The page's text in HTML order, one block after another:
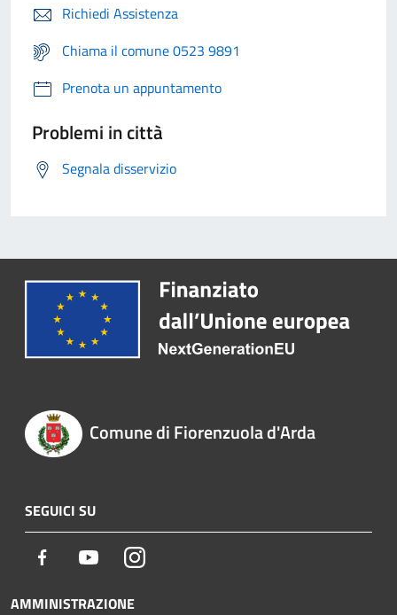
Richiedi Assistenza
Chiama il comune 0523 9891
Prenota un appuntamento
Problemi in città
Segnala disservizio
Comune di Fiorenzuola d'Arda
SEGUICI SU
Facebook YoutubeInstagram
AMMINISTRAZIONE